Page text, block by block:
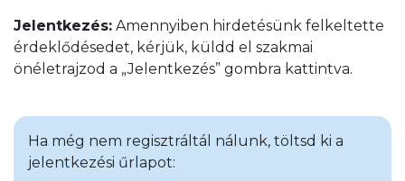
Jelentkezés: Amennyiben hirdetésünk felkeltette
érdeklődésedet, kérjük, küldd el szakmai
önéletrajzod a „Jelentkezés” gombra kattintva.
Ha még nem regisztráltál nálunk, töltsd ki a
jelentkezési űrlapot: